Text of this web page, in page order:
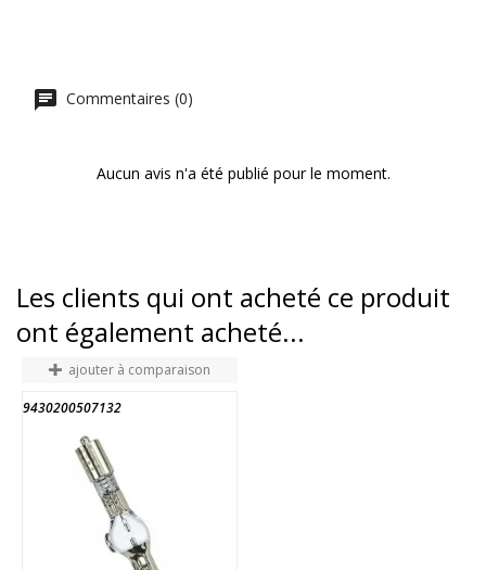
Commentaires (0)
Aucun avis n'a été publié pour le moment.
Les clients qui ont acheté ce produit
ont également acheté...
ajouter à comparaison
9430200507132